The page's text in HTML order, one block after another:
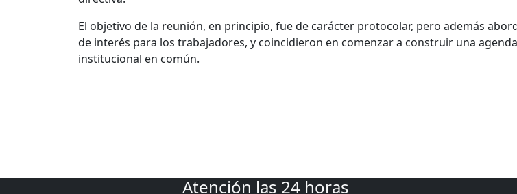
El objetivo de la reunión, en principio, fue de carácter protocolar, pero además
de interés para los trabajadores, y coincidieron en comenzar a construir una agenda
institucional en común.
Atención las 24 horas